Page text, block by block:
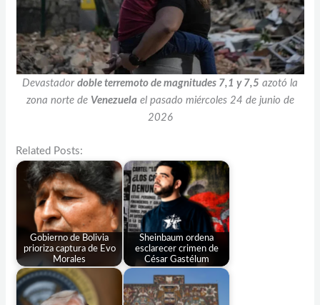
Devastador doble terremoto de magnitudes 7,1 y 7,5 azotó la
zona norte de Venezuelael pasado miércoles 24 de junio de
2026
Related Posts:
Gobierno de Bolivia
prioriza captura de Evo
Morales
Sheinbaum ordena
esclarecer crimen de
César Gastélum